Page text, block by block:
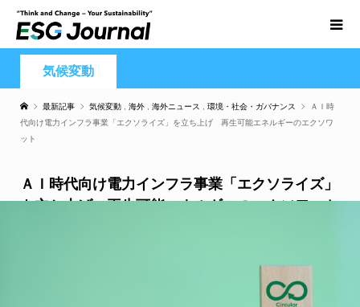
気候変動
最新記事 気候変動 海外 海外ニュース 環境・社会・ガバナンス
ＡＩ時
代向け電力インフラ事業「エクソライズ」を立ち上げ 再生可能エネルギーのエクソワ
ット
ＡＩ時代向け電力インフラ事業「エクソライズ」
を立ち上げ 再生可能エネルギーのエクソワット